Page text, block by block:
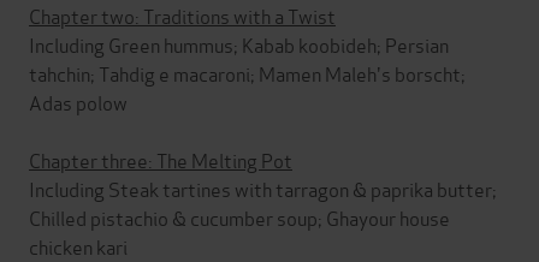
Chapter two: Traditions with a Twist
Including Green hummus; Kabab koobideh; Persian
tahchin; Tahdig e macaroni; Mamen Maleh's borscht;
Adas polow
Chapter three: The Melting Pot
Including Steak tartines with tarragon & paprika butter;
Chilled pistachio & cucumber soup; Ghayour house
chicken kari